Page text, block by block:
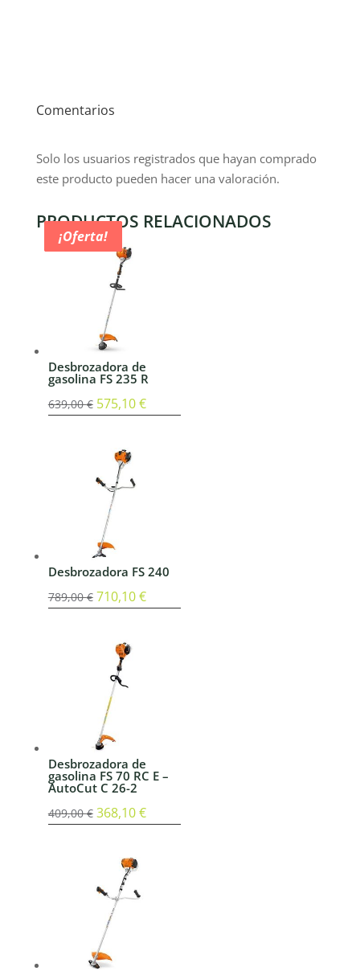
Comentarios
Solo los usuarios registrados que hayan comprado
este producto pueden hacer una valoración.
PRODUCTOS RELACIONADOS
¡Oferta!
Desbrozadora de
gasolina FS 235 R
639,00€ El
era:
639,00 €.
575,10€El
¡Oferta!
Desbrozadora FS 240
789,00€ El
era:
789,00 €.
710,10€El
¡Oferta!
Desbrozadora de
gasolina FS 70 RC E –
AutoCut C 26-2
409,00€ El
409,00 €.
368,10€El
¡Oferta!